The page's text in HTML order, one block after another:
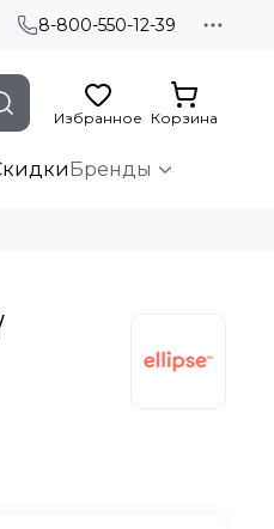
8-800-550-12-39
Избранное Корзина
Бренды